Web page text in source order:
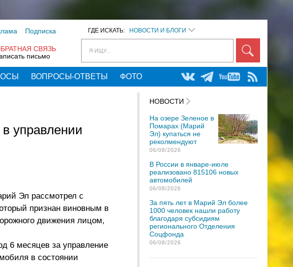
ГДЕ ИСКАТЬ: НОВОСТИ И БЛОГИ
Я ИЩУ...
Подписка
СВЯЗЬ
письмо
ВОПРОСЫ-ОТВЕТЫ ФОТО
управлении
Эл рассмотрел с
признан виновным в
движения лицом,
6 месяцев за управление
в состоянии
НОВОСТИ
На озере Зеленое в
Помарах (Марий
Эл) купаться не
реколмендуют
06/08/2026
В России в январе-июле
реализовано 815106 новых
автомобилей
06/08/2026
За пять лет в Марий Эл более
1000 человек нашли работу
благодаря субсидиям
регионального Отделения
Соцфонда
06/08/2026